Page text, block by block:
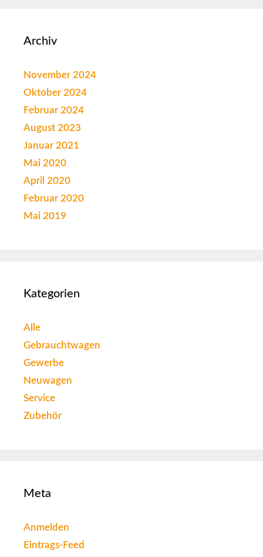
Archiv
November 2024
Oktober 2024
Februar 2024
August 2023
Januar 2021
Mai 2020
April 2020
Februar 2020
Mai 2019
Kategorien
Alle
Gebrauchtwagen
Gewerbe
Neuwagen
Service
Zubehör
Meta
Anmelden
Eintrags-Feed